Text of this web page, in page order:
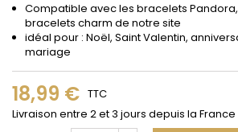
Compatible avec les bracelets
bracelets charm de notre site
idéal pour : Noël, Saint Valentin,
mariage
18,99 € TTC
Livraison entre 2 et 3 jours depuis la France